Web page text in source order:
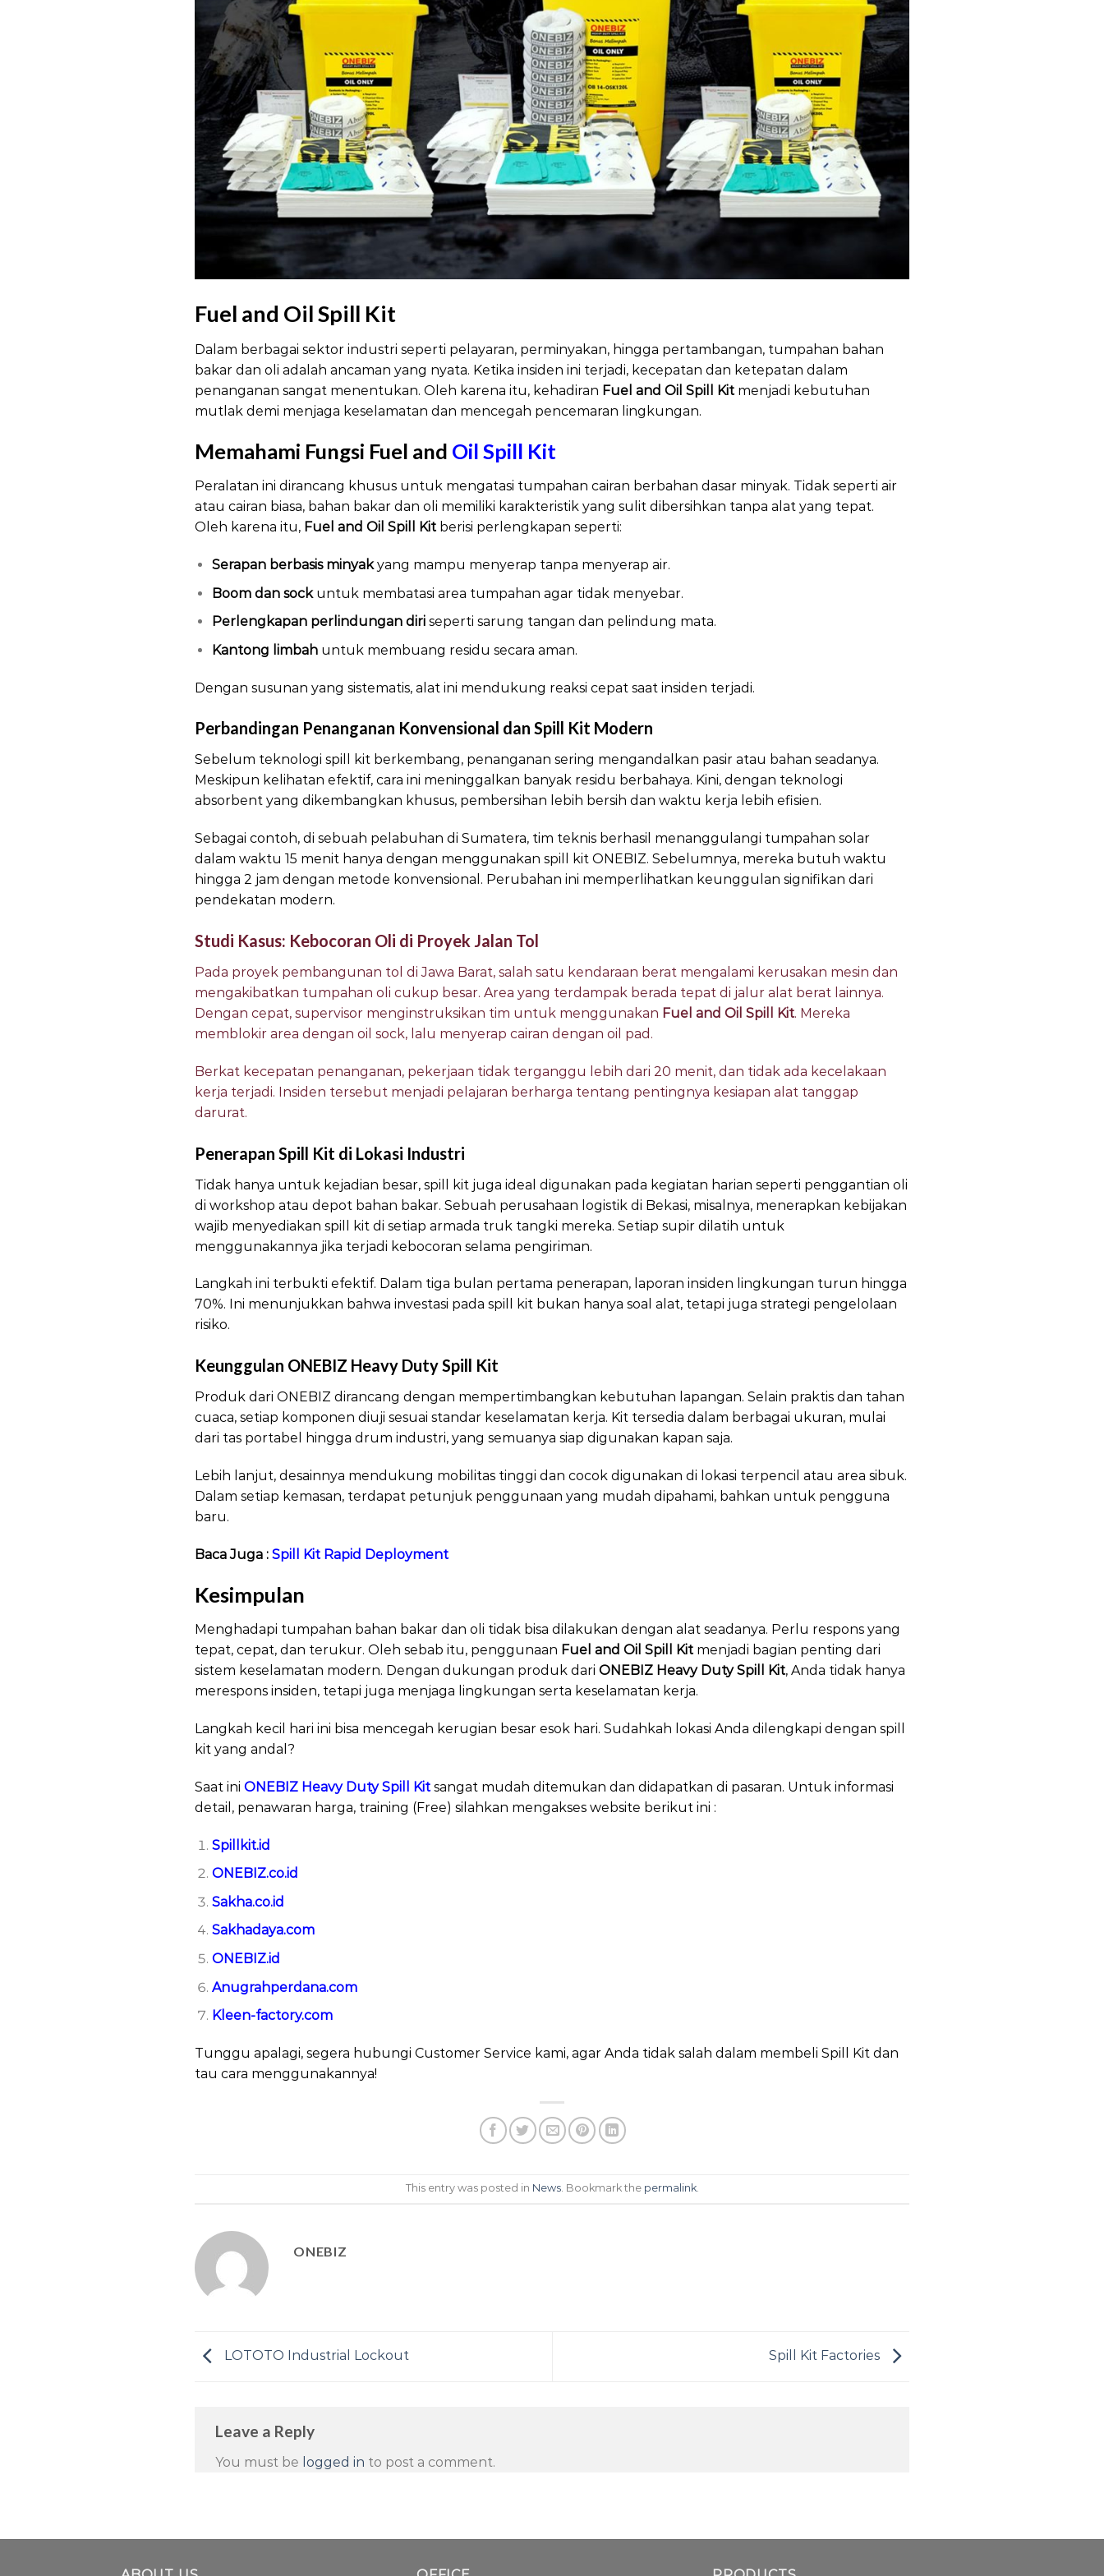
Fuel and Oil Spill Kit
Dalam berbagai sektor industri seperti pelayaran, perminyakan, hingga pertambangan, tumpahan bahan
bakar dan oli adalah ancaman yang nyata. Ketika insiden ini terjadi, kecepatan dan ketepatan dalam
penanganan sangat menentukan. Oleh karena itu, kehadiran Fuel and Oil Spill Kit menjadi kebutuhan
mutlak demi menjaga keselamatan dan mencegah pencemaran lingkungan.
Memahami Fungsi Fuel and Oil Spill Kit
Peralatan ini dirancang khusus untuk mengatasi tumpahan cairan berbahan dasar minyak. Tidak seperti air
atau cairan biasa, bahan bakar dan oli memiliki karakteristik yang sulit dibersihkan tanpa alat yang tepat.
Oleh karena itu, Fuel and Oil Spill Kit berisi perlengkapan seperti:
Serapan berbasis minyakyang mampu menyerap tanpa menyerap air.
Boom dan sockuntuk membatasi area tumpahan agar tidak menyebar.
Perlengkapan perlindungan diriseperti sarung tangan dan pelindung mata.
Kantong limbahuntuk membuang residu secara aman.
Dengan susunan yang sistematis, alat ini mendukung reaksi cepat saat insiden terjadi.
Perbandingan Penanganan Konvensional dan Spill Kit Modern
Sebelum teknologi spill kit berkembang, penanganan sering mengandalkan pasir atau bahan seadanya.
Meskipun kelihatan efektif, cara ini meninggalkan banyak residu berbahaya. Kini, dengan teknologi
absorbent yang dikembangkan khusus, pembersihan lebih bersih dan waktu kerja lebih efisien.
Sebagai contoh, di sebuah pelabuhan di Sumatera, tim teknis berhasil menanggulangi tumpahan solar
dalam waktu 15 menit hanya dengan menggunakan spill kit ONEBIZ. Sebelumnya, mereka butuh waktu
hingga 2 jam dengan metode konvensional. Perubahan ini memperlihatkan keunggulan signifikan dari
pendekatan modern.
Studi Kasus: Kebocoran Oli di Proyek Jalan Tol
Pada proyek pembangunan tol di Jawa Barat, salah satu kendaraan berat mengalami kerusakan mesin dan
mengakibatkan tumpahan oli cukup besar. Area yang terdampak berada tepat di jalur alat berat lainnya.
Dengan cepat, supervisor menginstruksikan tim untuk menggunakan Fuel and Oil Spill Kit. Mereka
memblokir area dengan oil sock, lalu menyerap cairan dengan oil pad.
Berkat kecepatan penanganan, pekerjaan tidak terganggu lebih dari 20 menit, dan tidak ada kecelakaan
kerja terjadi. Insiden tersebut menjadi pelajaran berharga tentang pentingnya kesiapan alat tanggap
darurat.
Penerapan Spill Kit di Lokasi Industri
Tidak hanya untuk kejadian besar, spill kit juga ideal digunakan pada kegiatan harian seperti penggantian oli
di workshop atau depot bahan bakar. Sebuah perusahaan logistik di Bekasi, misalnya, menerapkan kebijakan
wajib menyediakan spill kit di setiap armada truk tangki mereka. Setiap supir dilatih untuk
menggunakannya jika terjadi kebocoran selama pengiriman.
Langkah ini terbukti efektif. Dalam tiga bulan pertama penerapan, laporan insiden lingkungan turun hingga
70%. Ini menunjukkan bahwa investasi pada spill kit bukan hanya soal alat, tetapi juga strategi pengelolaan
risiko.
Keunggulan ONEBIZ Heavy Duty Spill Kit
Produk dari ONEBIZ dirancang dengan mempertimbangkan kebutuhan lapangan. Selain praktis dan tahan
cuaca, setiap komponen diuji sesuai standar keselamatan kerja. Kit tersedia dalam berbagai ukuran, mulai
dari tas portabel hingga drum industri, yang semuanya siap digunakan kapan saja.
Lebih lanjut, desainnya mendukung mobilitas tinggi dan cocok digunakan di lokasi terpencil atau area sibuk.
Dalam setiap kemasan, terdapat petunjuk penggunaan yang mudah dipahami, bahkan untuk pengguna
baru.
Baca Juga : Spill Kit Rapid Deployment
Kesimpulan
Menghadapi tumpahan bahan bakar dan oli tidak bisa dilakukan dengan alat seadanya. Perlu respons yang
tepat, cepat, dan terukur. Oleh sebab itu, penggunaan Fuel and Oil Spill Kit menjadi bagian penting dari
sistem keselamatan modern. Dengan dukungan produk dari ONEBIZ Heavy Duty Spill Kit, Anda tidak hanya
merespons insiden, tetapi juga menjaga lingkungan serta keselamatan kerja.
Langkah kecil hari ini bisa mencegah kerugian besar esok hari. Sudahkah lokasi Anda dilengkapi dengan spill
kit yang andal?
Saat ini ONEBIZ Heavy Duty Spill Kit sangat mudah ditemukan dan didapatkan di pasaran. Untuk informasi
detail, penawaran harga, training (Free) silahkan mengakses website berikut ini :
Spillkit.id
ONEBIZ.co.id
Sakha.co.id
Sakhadaya.com
ONEBIZ.id
Anugrahperdana.com
Kleen-factory.com
Tunggu apalagi, segera hubungi Customer Service kami, agar Anda tidak salah dalam membeli Spill Kit dan
tau cara menggunakannya!
This entry was posted in News. Bookmark the permalink.
ONEBIZ
LOTOTO Industrial Lockout Spill Kit Factories
Leave a Reply
You must be logged in to post a comment.